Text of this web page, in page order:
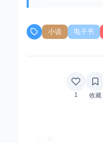
小说 电子书
1 收藏